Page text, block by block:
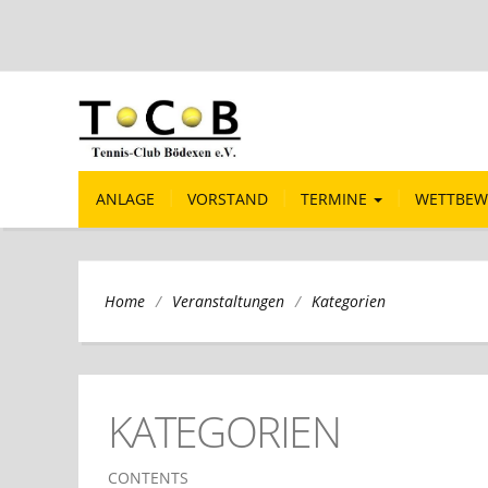
ANLAGE VORSTAND TERMINE
Home / Veranstaltungen / Kategorien
KATEGORIEN
CONTENTS